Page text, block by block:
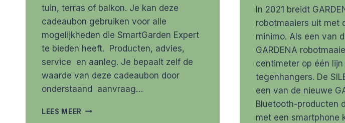
tuin, terras of balkon. Je kan deze
cadeaubon gebruiken voor alle
mogelijkheden die SmartGarden Expert
te bieden heeft. Producten, advies,
service en aanleg. Je bepaalt zelf de
waarde van deze cadeaubon door
onderstaand aanvraag…
LEES MEER SGE
In 2021 breidt
robotmaaiers uit met
minimo. Als een van
GARDENA
centimeter op één
tegenhangers. De
een van de nieuwe
Bluetooth-producten
met een smartphone